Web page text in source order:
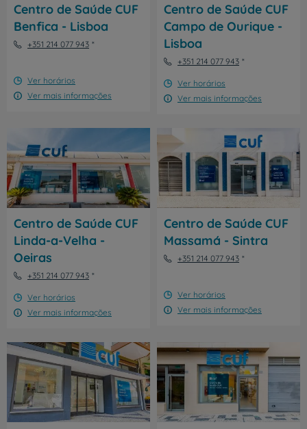
Centro de Saúde CUF
Benfica - Lisboa
+351 214 077 943
Ver horários
Ver mais informações
Centro de Saúde CUF
Campo de Ourique -
Lisboa
+351 214 077 943
Ver horários
Ver mais informações
Centro de Saúde CUF
Linda-a-Velha -
Oeiras
+351 214 077 943
Ver horários
Ver mais informações
Centro de Saúde CUF
Massamá - Sintra
+351 214 077 943
Ver horários
Ver mais informações